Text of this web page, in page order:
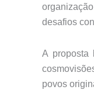
desafios
A proposta
povos